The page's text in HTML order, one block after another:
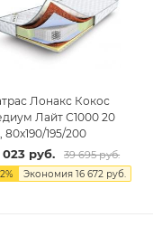
Лонакс Кокос
Лайт С1000 20
80х190/195/200
023 руб. 39 695руб.
% Экономия16 672 руб.